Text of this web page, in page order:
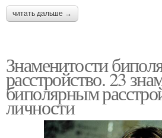
читать дальше →
Знаменитости
расстройство. 23
биполярным
личности